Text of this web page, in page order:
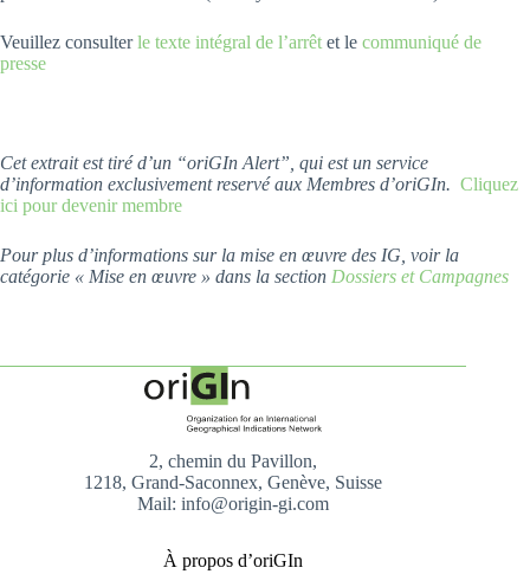
Veuillez consulterle texte intégral de l’arrêt et le communiqué de
presse
Cet extrait est tiré d’un “oriGIn Alert”, qui est un service
d’information exclusivement reservé aux Membres d’oriGIn. Cliquez
ici pour devenir membre
Pour plus d’informations sur la mise en œuvre des IG, voir la
catégorie « Mise en œuvre » dans la section Dossiers et Campagnes
2, chemin du Pavillon,
1218, Grand-Saconnex, Genève, Suisse
Mail: info@origin-gi.com
À propos d’oriGIn